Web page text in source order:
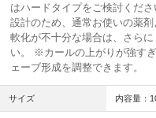
はハードタイプをご検討くだ
設計のため、通常お使いの薬剤
軟化が不十分な場合は、さら
い。 ※カールの上がりが強す
ェーブ形成を調整できます。
サイズ 内容量：